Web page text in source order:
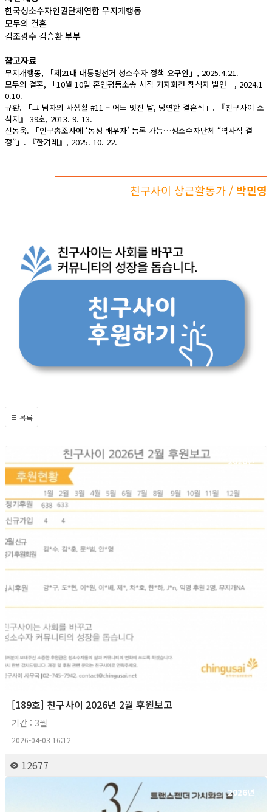
한국성소수자인권단체연합 무지개행동
모두의 결혼
김조광수 김승환 부부
참고자료
무지개행동, 「제21대 대통령선거 성소수자 정책 요구안」, 2025.4.21.
모두의 결혼, 「10월 10일 혼인평등소송 시작 기자회견 참석자 발언」, 2024.1
0.10.
규환. 「그 남자의 사생활 #11 – 어느 멋진 날, 당연한 결혼식」. 『친구사이 소
식지』 39호, 2013. 9. 13.
신동욱. 「인구총조사에 ‘동성 배우자’ 등록 가능…성소수자단체 “역사적 결
정”」. 『한겨레』, 2025. 10. 22.
친구사이 상근활동가 / 박민영
목록
2026년
[189호] 친구사이 2026년 2월 후원보고
기간 : 3월
2026-04-03 16:12
12677
2026년